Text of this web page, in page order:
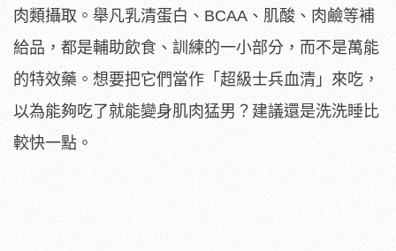
肉類攝取。舉凡乳清蛋白、BCAA、肌酸、肉鹼等補
給品，都是輔助飲食、訓練的一小部分，而不是萬能
的特效藥。想要把它們當作「超級士兵血清」來吃，
以為能夠吃了就能變身肌肉猛男？建議還是洗洗睡比
較快一點。